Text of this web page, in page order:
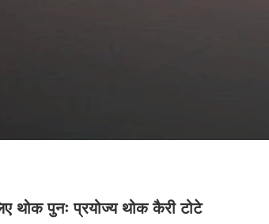
थोक पुनः प्रयोज्य थोक कैरी टोटे